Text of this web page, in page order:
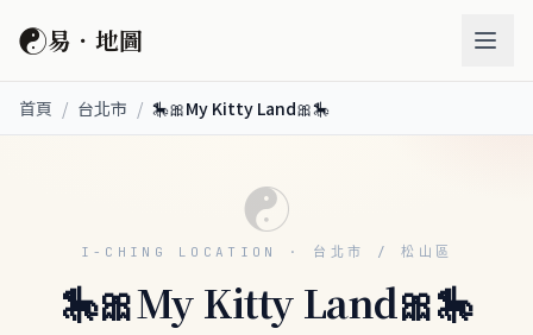
☯易．地圖
首頁 / 台北市 / 🎠🎀My Kitty Land🎀🎠
☯
I-CHING LOCATION · 台北市 / 松山區
🎠🎀My Kitty Land🎀🎠